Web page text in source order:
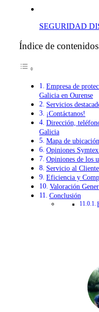
SEGURIDAD
Índice de contenidos
Empresa de
Galicia en Ourense
Servicios
¡Contáctanos!
Dirección,
Galicia
Mapa de
Opiniones
Opiniones de los
Servicio al Cliente
Eficiencia y
Valoración
Conclusión